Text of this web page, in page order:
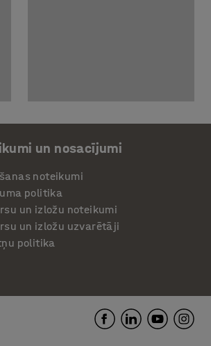
un nosacījumi
noteikumi
politika
un izložu noteikumi
un izložu uzvarētāji
politika